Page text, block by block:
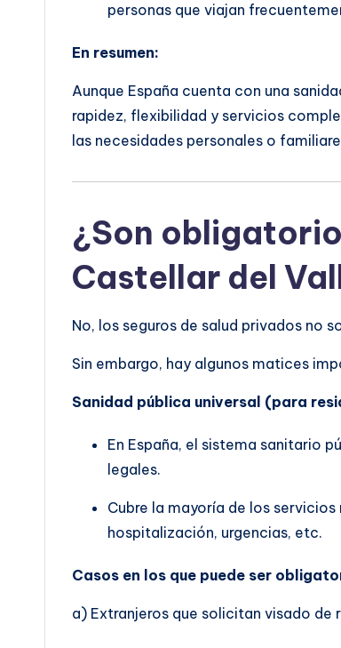
personas que viajan
En resumen:
Aunque España cuenta con una
rapidez, flexibilidad y servicios
las necesidades personales o
¿Son
Castellar del
No, los seguros de salud privados no
Sin embargo, hay algunos matices
Sanidad pública universal (para
En España, el sistema sanitario
legales.
Cubre la mayoría de los
hospitalización, urgencias, etc.
Casos en los que puede ser
a) Extranjeros que solicitan visado de